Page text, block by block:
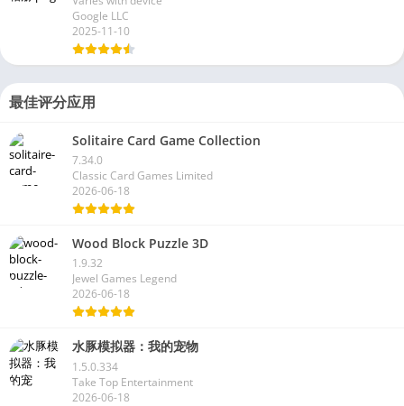
Google LLC
2025-11-10
最佳评分应用
Solitaire Card Game Collection
7.34.0
Classic Card Games Limited
2026-06-18
Wood Block Puzzle 3D
1.9.32
Jewel Games Legend
2026-06-18
水豚模拟器：我的宠物
1.5.0.334
Take Top Entertainment
2026-06-18